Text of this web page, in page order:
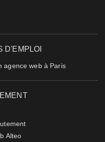
D'EMPLOI
agence web à Paris
Alteo